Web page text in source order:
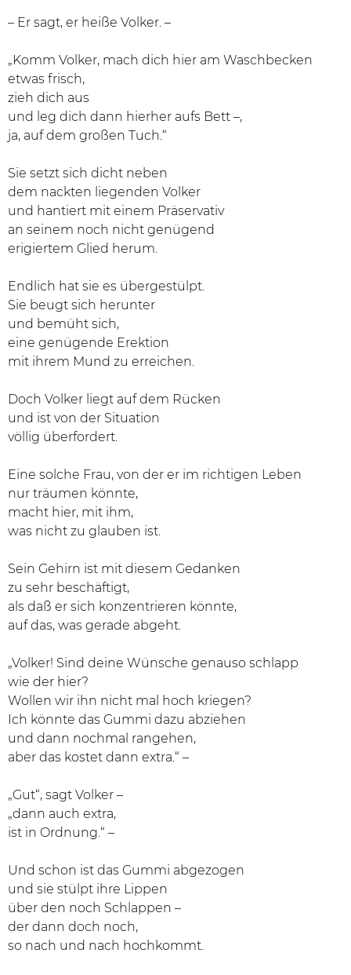
– Er sagt, er heiße Volker. –
„Komm Volker, mach dich hier am Waschbecken
etwas frisch,
zieh dich aus
und leg dich dann hierher aufs Bett –,
ja, auf dem großen Tuch.“
Sie setzt sich dicht neben
dem nackten liegenden Volker
und hantiert mit einem Präservativ
an seinem noch nicht genügend
erigiertem Glied herum.
Endlich hat sie es übergestülpt.
Sie beugt sich herunter
und bemüht sich,
eine genügende Erektion
mit ihrem Mund zu erreichen.
Doch Volker liegt auf dem Rücken
und ist von der Situation
völlig überfordert.
Eine solche Frau, von der er im richtigen Leben
nur träumen könnte,
macht hier, mit ihm,
was nicht zu glauben ist.
Sein Gehirn ist mit diesem Gedanken
zu sehr beschäftigt,
als daß er sich konzentrieren könnte,
auf das, was gerade abgeht.
„Volker! Sind deine Wünsche genauso schlapp
wie der hier?
Wollen wir ihn nicht mal hoch kriegen?
Ich könnte das Gummi dazu abziehen
und dann nochmal rangehen,
aber das kostet dann extra.“ –
„Gut“, sagt Volker –
„dann auch extra,
ist in Ordnung.“ –
Und schon ist das Gummi abgezogen
und sie stülpt ihre Lippen
über den noch Schlappen –
der dann doch noch,
so nach und nach hochkommt.